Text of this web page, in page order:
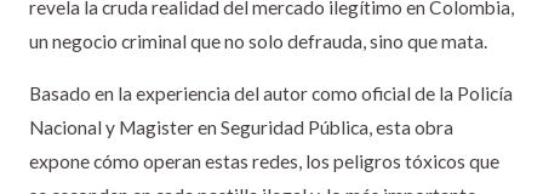
revela la cruda realidad del mercado ilegítimo en Colombia,
un negocio criminal que no solo defrauda, sino que mata.
Basado en la experiencia del autor como oficial de la Policía
Nacional y Magister en Seguridad Pública, esta obra
expone cómo operan estas redes, los peligros tóxicos que